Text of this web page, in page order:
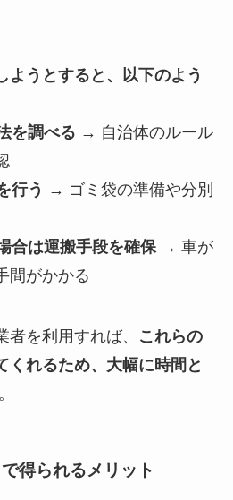
ようとすると、以下のよう
を調べる → 自治体のルール
行う → ゴミ袋の準備や分別
合は運搬手段を確保→ 車が
間がかかる
者を利用すれば、
これらの
くれるため、大幅に時間と
得られるメリット